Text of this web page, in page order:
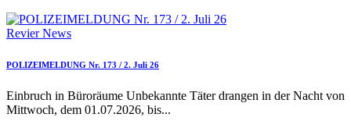
Revier News
POLIZEIMELDUNG Nr. 173 / 2. Juli 26
Einbruch in Büroräume Unbekannte Täter drangen in der Nacht von
Mittwoch, dem 01.07.2026, bis...